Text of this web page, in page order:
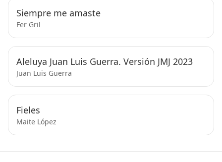
Siempre me amaste
Fer Gril
Aleluya Juan Luis Guerra. Versión JMJ 2023
Juan Luis Guerra
Fieles
Maite López